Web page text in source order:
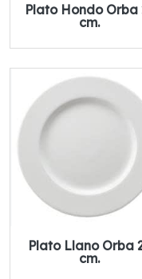
Plato Hondo Orba
cm.
Plato Llano Orba
cm.